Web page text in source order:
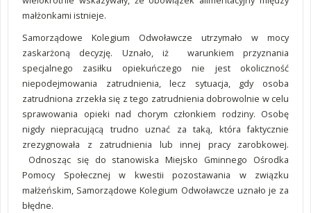
małżonkami istnieje.
Samorządowe Kolegium Odwoławcze utrzymało w mocy
zaskarżoną decyzję. Uznało, iż warunkiem przyznania
specjalnego zasiłku opiekuńczego nie jest okoliczność
niepodejmowania zatrudnienia, lecz sytuacja, gdy osoba
zatrudniona zrzekła się z tego zatrudnienia dobrowolnie w celu
sprawowania opieki nad chorym członkiem rodziny. Osobę
nigdy niepracującą trudno uznać za taką, która faktycznie
zrezygnowała z zatrudnienia lub innej pracy zarobkowej.
Odnosząc się do stanowiska Miejsko Gminnego Ośrodka
Pomocy Społecznej w kwestii pozostawania w związku
małżeńskim, Samorządowe Kolegium Odwoławcze uznało je za
błędne.